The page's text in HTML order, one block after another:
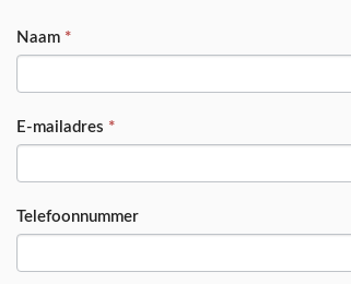
PRODUCT
Naam *
E-mailadres *
Telefoonnummer